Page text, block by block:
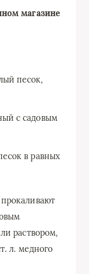
магазине
песок,
с садовым
в равных
раствором,
л. медного